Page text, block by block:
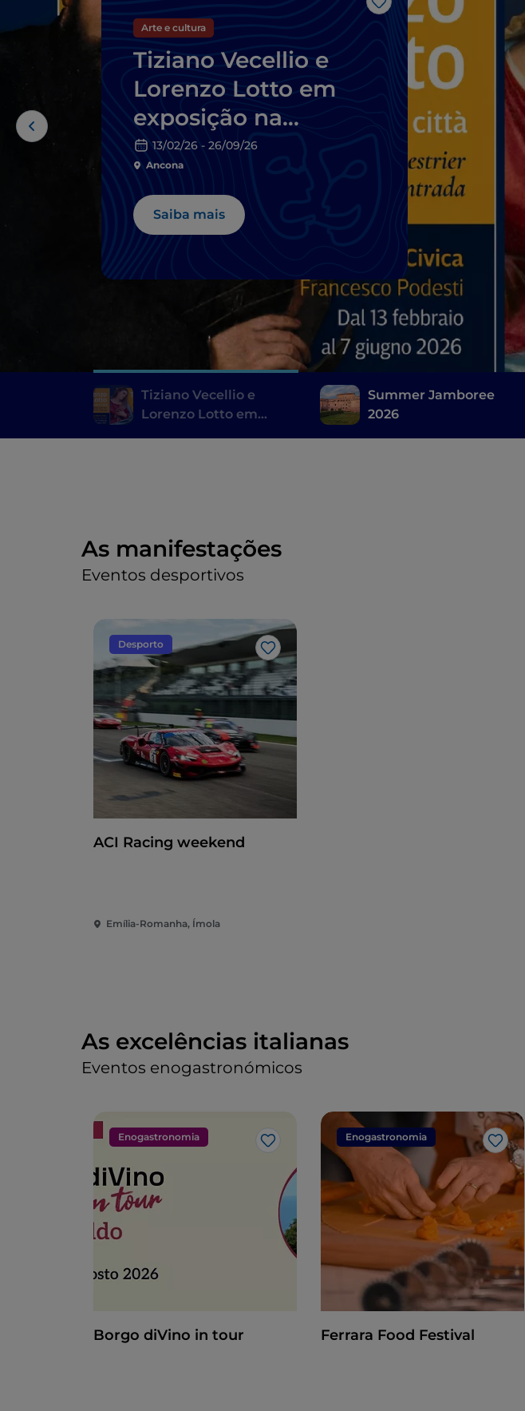
Gosto
Arte e cultura
Tiziano Vecellio e
Lorenzo Lotto em
exposição na
Pinacoteca de
Ancona
13/02/26 - 26/09/26
Ancona
Saiba mais
Tiziano Vecellio e
Lorenzo Lotto em
Summer Jamboree
2026
Eventos desportivos
As manifestações
Desporto
Gosto
ACI Racing weekend
Emília-Romanha, Ímola
Eventos enogastronómicos
As excelências italianas
Enogastronomia
Gosto
Borgo diVino in tour
Enogastronomia
Gosto
Ferrara Food Festival